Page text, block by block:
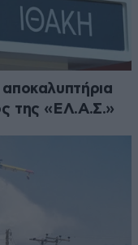
της «ΕΛ.Α.Σ.»